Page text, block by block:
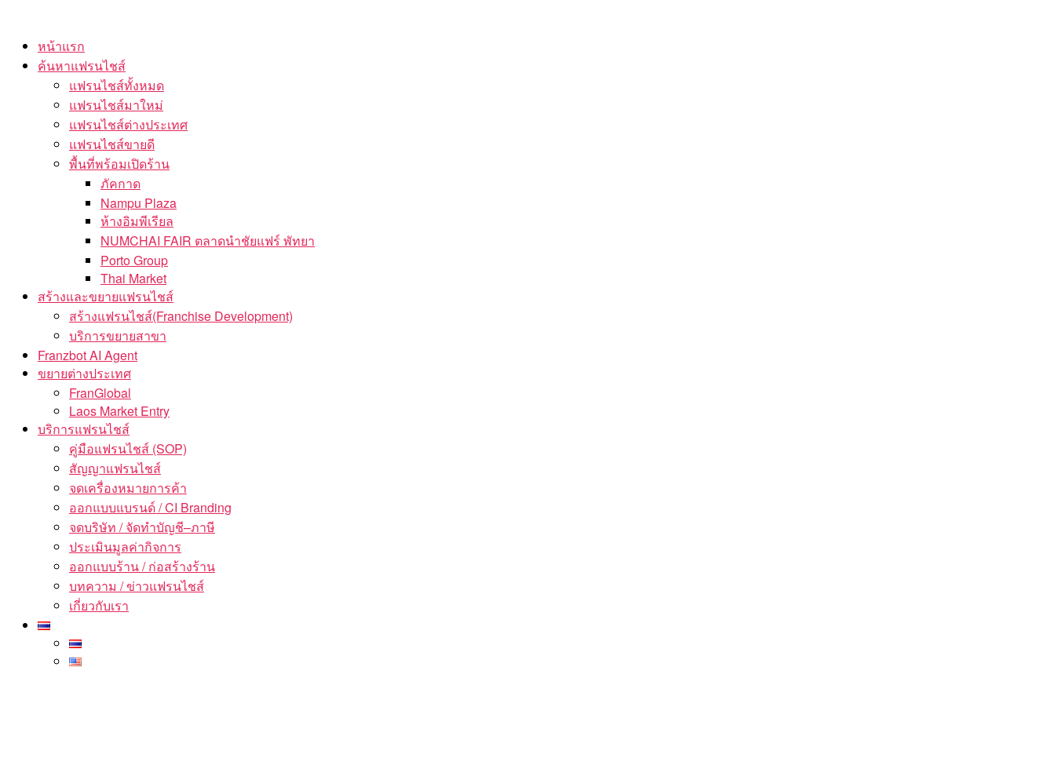
content
หน้าแรก
ค้นหาแฟรนไชส์
แฟรนไชส์ทั้งหมด
แฟรนไชส์มาใหม่
แฟรนไชส์ต่างประเทศ
แฟรนไชส์ขายดี
พื้นที่พร้อมเปิดร้าน
ภัคกาด
Nampu Plaza
ห้างอิมพีเรียล
NUMCHAI FAIR ตลาดนำชัยแฟร์ พัทยา
Porto Group
Thai Market
สร้างและขยายแฟรนไชส์
สร้างแฟรนไชส์(Franchise Development)
บริการขยายสาขา
Franzbot AI Agent
ขยายต่างประเทศ
FranGlobal
Laos Market Entry
บริการแฟรนไชส์
คู่มือแฟรนไชส์ (SOP)
สัญญาแฟรนไชส์
จดเครื่องหมายการค้า
ออกแบบแบรนด์ / CI Branding
จดบริษัท / จัดทำบัญชี–ภาษี
ประเมินมูลค่ากิจการ
ออกแบบร้าน / ก่อสร้างร้าน
บทความ / ข่าวแฟรนไชส์
เกี่ยวกับเรา